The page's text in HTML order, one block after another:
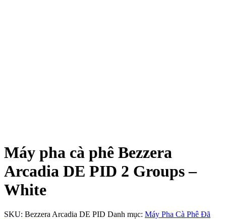
Máy pha cà phê Bezzera
Arcadia DE PID 2 Groups –
White
SKU: Bezzera Arcadia DE PID Danh mục: Máy Pha Cà Phê Đã